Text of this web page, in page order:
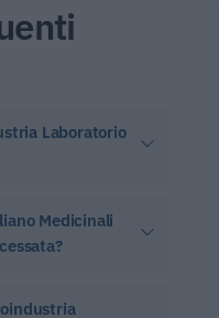
Laboratorio
Medicinali